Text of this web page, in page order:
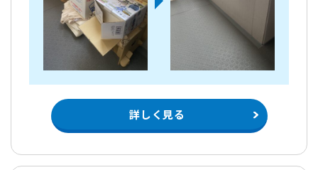
詳しく見る